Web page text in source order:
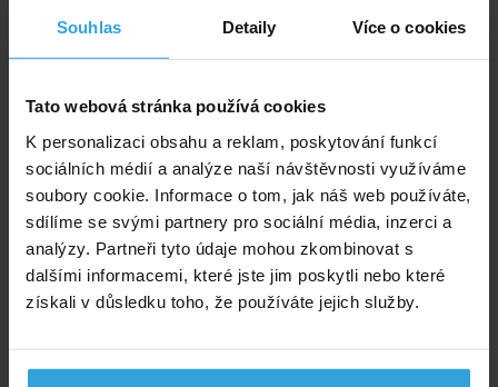
Souhlas Detaily Více o cookies
Tato webová stránka používá cookies
K personalizaci obsahu a reklam, poskytování funkcí
sociálních médií a analýze naší návštěvnosti využíváme
soubory cookie. Informace o tom, jak náš web používáte,
sdílíme se svými partnery pro sociální média, inzerci a
analýzy. Partneři tyto údaje mohou zkombinovat s
dalšími informacemi, které jste jim poskytli nebo které
získali v důsledku toho, že používáte jejich služby.
Plastová PVC trubka o průměru 32mm. Spojení lepením. Cena za 1m.
Skladem > 20 ks